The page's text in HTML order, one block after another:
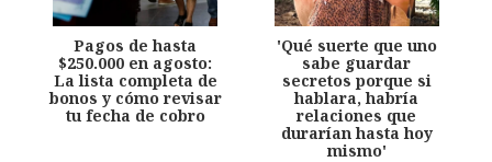
Pagos de hasta
$250.000 en agosto:
La lista completa de
bonos y cómo revisar
tu fecha de cobro
'Qué suerte que uno
sabe guardar
secretos porque si
hablara, habría
relaciones que
durarían hasta hoy
mismo'